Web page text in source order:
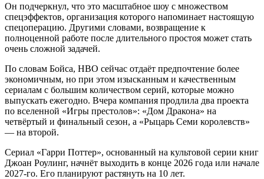
Он подчеркнул, что это масштабное шоу с множеством
спецэффектов, организация которого напоминает настоящую
спецоперацию. Другими словами, возвращение к
полноценной работе после длительного простоя может стать
очень сложной задачей.
По словам Бойса, HBO сейчас отдаёт предпочтение более
экономичным, но при этом изысканным и качественным
сериалам с большим количеством серий, которые можно
выпускать ежегодно. Вчера компания продлила два проекта
по вселенной «Игры престолов»: «Дом Дракона» на
четвёртый и финальный сезон, а «Рыцарь Семи королевств»
— на второй.
Сериал «Гарри Поттер», основанный на культовой серии книг
Джоан Роулинг, начнёт выходить в конце 2026 года или начале
2027-го. Его планируют растянуть на 10 лет.